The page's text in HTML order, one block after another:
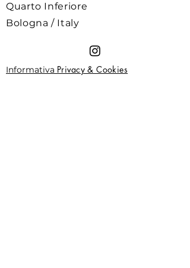
Quarto Inferiore
Bologna / Italy
Informativa Privacy & Cookies